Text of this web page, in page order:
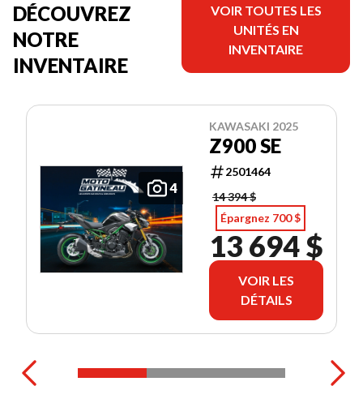
DÉCOUVREZ
NOTRE
INVENTAIRE
VOIR TOUTES LES
UNITÉS EN
INVENTAIRE
4
KAWASAKI 2025
Z900 SE
2501464
14 394 $
Épargnez 700 $
13 694 $
VOIR LES
DÉTAILS